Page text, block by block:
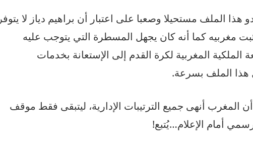
هذا الملف مستحيلا وصعبا على اعتبار أن براهيم دياز لا يتوفر
مغربيه كما أنه كان يجهل المسطرة التي يتوجب عليه
الملكية المغربية لكرة القدم إلى الإستعانة بخدمات
هذا الملف بسرعة.
أن المغرب أنهى جميع الترتيبات الإدارية، ليتبقى فقط موقف
أمام الإعلام…يُتبع!